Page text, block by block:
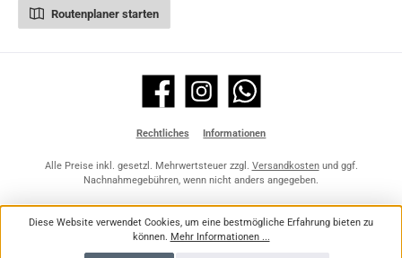
Routenplaner starten
Facebook Instagram WhatsApp
Rechtliches Informationen
Alle Preise inkl. gesetzl. Mehrwertsteuer zzgl. Versandkostenund ggf.
Nachnahmegebühren, wenn nicht anders angegeben.
Diese Website verwendet Cookies, um eine bestmögliche Erfahrung bieten zu
können. Mehr Informationen ...